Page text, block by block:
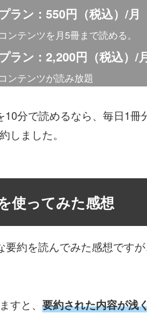
ラン：550円（税込）/月
ンテンツを月5冊まで読める。
ラン：2,200円（税込）/
ンテンツが読み放題
10分で読めるなら、毎日1
しました。
使ってみた感想
要約を読んでみた感想です
すと、 要約された内容が浅